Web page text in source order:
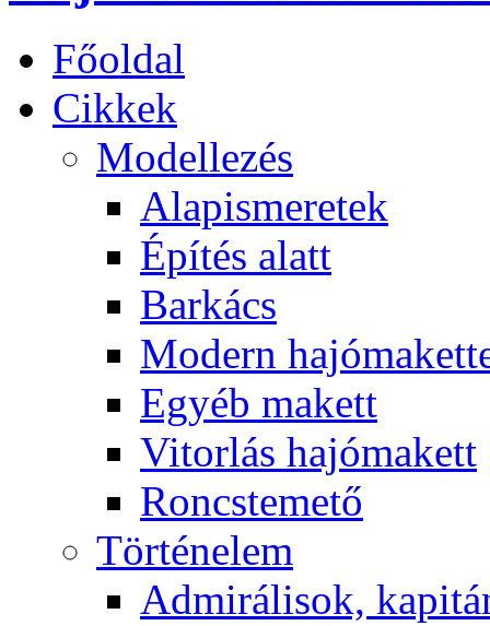
Főoldal
Cikkek
Modellezés
Alapismeretek
Építés alatt
Barkács
Modern
Egyéb makett
Vitorlás hajómakett
Roncstemető
Történelem
Admirálisok,